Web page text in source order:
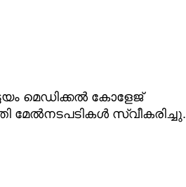
മെഡിക്കൽ കോളേജ്
മേൽനടപടികൾ സ്വീകരിച്ചു.